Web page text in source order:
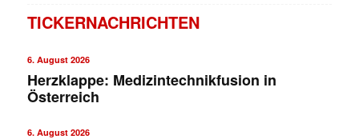
TICKERNACHRICHTEN
6. August 2026
Herzklappe: Medizintechnikfusion in
Österreich
6. August 2026